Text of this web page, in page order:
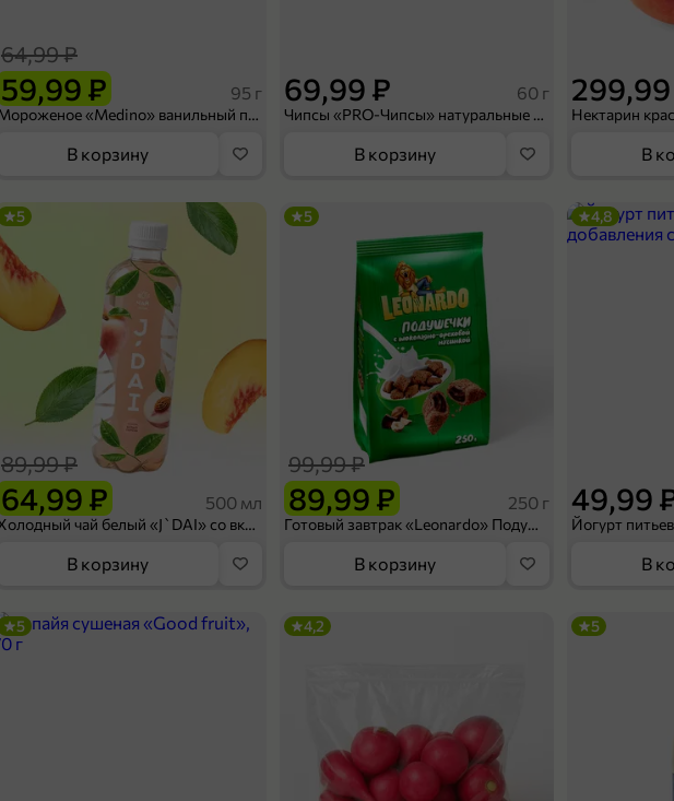
59,99 ₽
64,99 ₽
95 г
Мороженое «Medino» ванильный пломбир в рожке, 95 г
В корзину
69,99 ₽ 60 г
Чипсы «PRO-Чипсы» натуральные картофельные со вкусом краба, 60 г
В корзину
Нектарин
В
64,99 ₽
89,99 ₽
500 мл
Холодный чай белый «J`DAI» со вкусом белого персика, 500 мл
5
В корзину
89,99 ₽
99,99 ₽
250 г
Готовый завтрак «Leonardo» Подушечки с шоколадно-ореховой начинкой, 250 г
5
В корзину
49,99
4,8
В
5 4,2 5